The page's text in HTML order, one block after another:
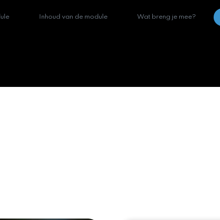
Inhoud van de module Wat breng je mee?